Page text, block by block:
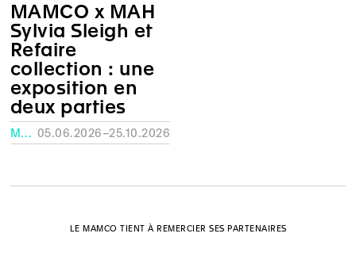
MAMCO x MAH
Sylvia Sleigh et
Refaire
collection : une
exposition en
deux parties
MUSÉE RATH, GENÈVE 05.06.2026–25.10.2026
LE MAMCO TIENT À REMERCIER SES PARTENAIRES